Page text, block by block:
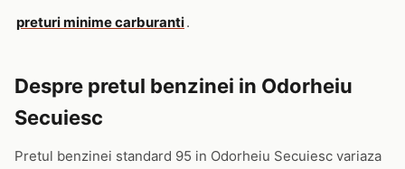
preturi minime carburanti.
Despre pretul benzinei in Odorheiu
Secuiesc
Pretul benzinei standard 95 in Odorheiu Secuiesc variaza